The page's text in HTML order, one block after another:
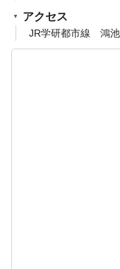
アクセス
JR学研都市線 鴻